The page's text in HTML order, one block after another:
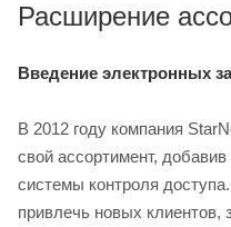
Расширение
Введение электронных
В 2012 году компания
свой ассортимент,
системы контроля
привлечь новых клиентов,